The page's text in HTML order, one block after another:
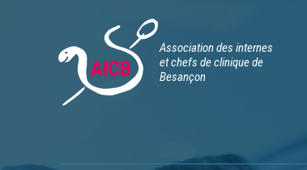
Association des internes
et chefs de clinique de
Besançon